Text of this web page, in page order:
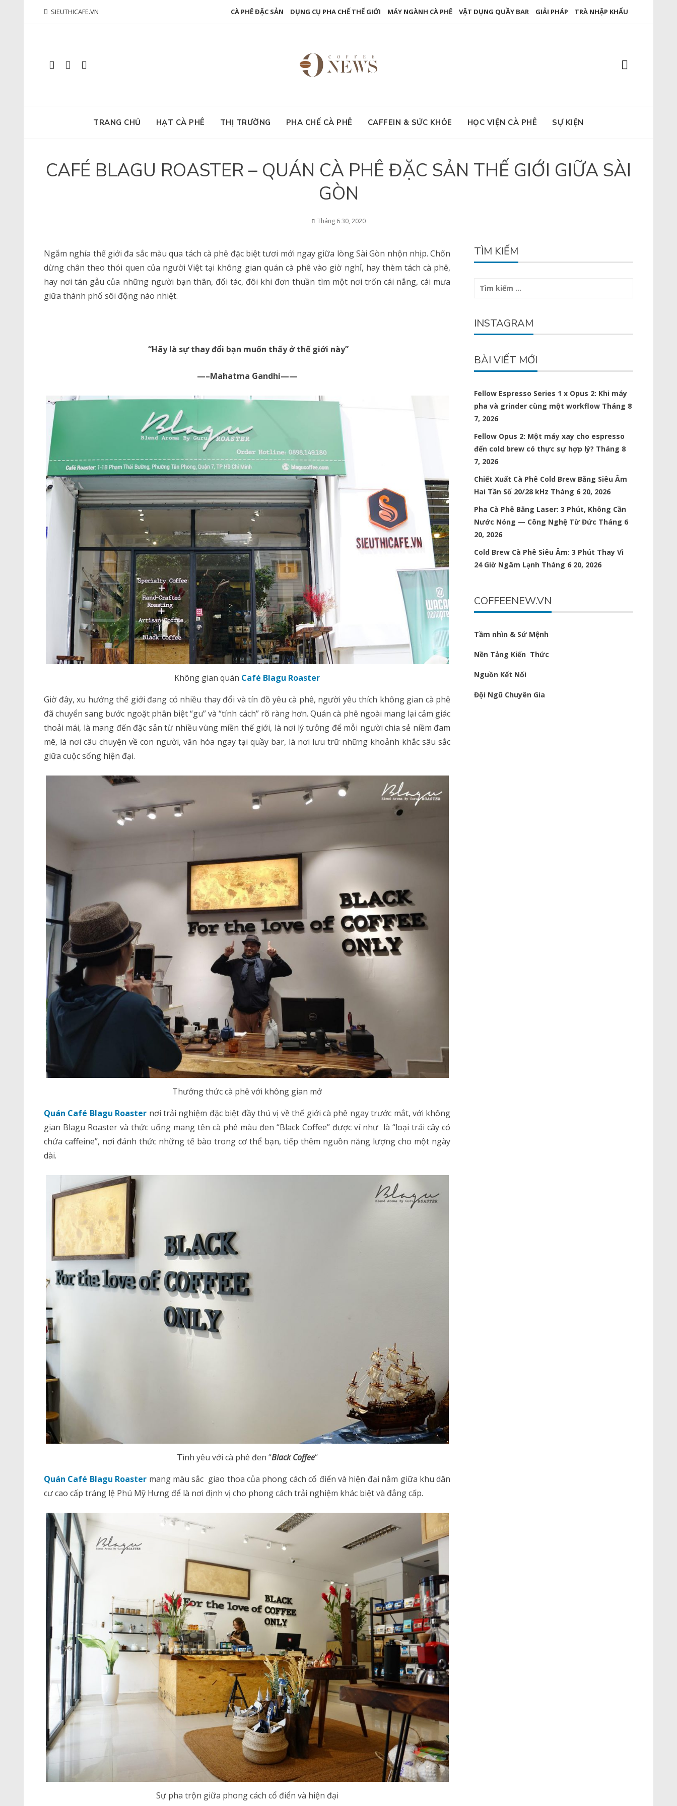
SIEUTHICAFE.VN CÀ PHÊ ĐẶC SẢN DỤNG CỤ PHA CHẾ THẾ GIỚI MÁY NGÀNH CÀ PHÊ VẬT DỤNG QUẦY BAR GIẢI PHÁP TRÀ NHẬP KHẨU
TRANG CHỦ HẠT CÀ PHÊ THỊ TRƯỜNG PHA CHẾ CÀ PHÊ CAFFEIN & SỨC KHỎE HỌC VIỆN CÀ PHÊ SỰ KIỆN
CAFÉ BLAGU ROASTER – QUÁN CÀ PHÊ ĐẶC SẢN THẾ GIỚI GIỮA SÀI
GÒN
Tháng 6 30, 2020
Ngắm nghía thế giới đa sắc màu qua tách cà phê đặc biệt tươi mới ngay giữa lòng Sài Gòn nhộn nhịp. Chốn
dừng chân theo thói quen của người Việt tại không gian quán cà phê vào giờ nghỉ, hay thèm tách cà phê,
hay nơi tán gẫu của những người bạn thân, đối tác, đôi khi đơn thuần tìm một nơi trốn cái nắng, cái mưa
giữa thành phố sôi động náo nhiệt.
“Hãy là sự thay đổi bạn muốn thấy ở thế giới này”
—–Mahatma Gandhi——
Không gian quán Café Blagu Roaster
Giờ đây, xu hướng thế giới đang có nhiều thay đổi và tín đồ yêu cà phê, người yêu thích không gian cà phê
đã chuyển sang bước ngoặt phân biệt “gu” và “tính cách” rõ ràng hơn. Quán cà phê ngoài mang lại cảm giác
thoải mái, là mang đến đặc sản từ nhiều vùng miền thế giới, là nơi lý tưởng để mỗi người chia sẻ niềm đam
mê, là nơi câu chuyện về con người, văn hóa ngay tại quầy bar, là nơi lưu trữ những khoảnh khắc sâu sắc
giữa cuộc sống hiện đại.
Thưởng thức cà phê với không gian mở
Quán Café Blagu Roaster nơi trải nghiệm đặc biệt đầy thú vị về thế giới cà phê ngay trước mắt, với không
gian Blagu Roaster và thức uống mang tên cà phê màu đen “Black Coffee” được ví như là “loại trái cây có
chứa caffeine”, nơi đánh thức những tế bào trong cơ thể bạn, tiếp thêm nguồn năng lượng cho một ngày
dài.
Tình yêu với cà phê đen “Black Coffee“
Quán Café Blagu Roaster mang màu sắc giao thoa của phong cách cổ điển và hiện đại nằm giữa khu dân
cư cao cấp tráng lệ Phú Mỹ Hưng để là nơi định vị cho phong cách trải nghiệm khác biệt và đẳng cấp.
Sự pha trộn giữa phong cách cổ điển và hiện đại
TÌM KIẾM
Tìm
INSTAGRAM
BÀI VIẾT MỚI
Fellow Espresso Series 1 x Opus 2: Khi máy
pha và grinder cùng một workflow Tháng 8
7, 2026
Fellow Opus 2: Một máy xay cho espresso
đến cold brew có thực sự hợp lý? Tháng 8
7, 2026
Chiết Xuất Cà Phê Cold Brew Bằng Siêu Âm
Hai Tần Số 20/28 kHz Tháng 6 20, 2026
Pha Cà Phê Bằng Laser: 3 Phút, Không Cần
Nước Nóng — Công Nghệ Từ Đức Tháng 6
20, 2026
Cold Brew Cà Phê Siêu Âm: 3 Phút Thay Vì
24 Giờ Ngâm Lạnh Tháng 6 20, 2026
COFFEENEW.VN
Tầm nhìn & Sứ Mệnh
Nền Tảng Kiến Thức
Nguồn Kết Nối
Đội Ngũ Chuyên Gia